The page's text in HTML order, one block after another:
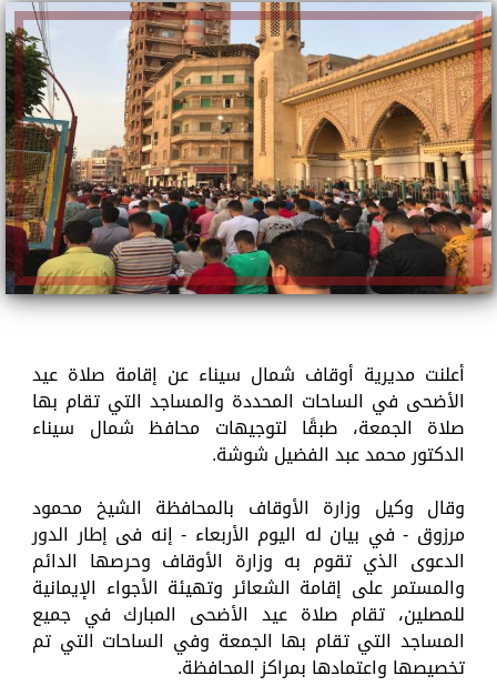
أعلنت مديرية أوقاف شمال سيناء عن إقامة صلاة عيد
الأضحى في الساحات المحددة والمساجد التي تقام بها
صلاة الجمعة، طبقًا لتوجيهات محافظ شمال سيناء
الدكتور محمد عبد الفضيل شوشة.
وقال وكيل وزارة الأوقاف بالمحافظة الشيخ محمود
مرزوق - في بيان له اليوم الأربعاء - إنه فى إطار الدور
الدعوى الذي تقوم به وزارة الأوقاف وحرصها الدائم
والمستمر على إقامة الشعائر وتهيئة الأجواء الإيمانية
للمصلين، تقام صلاة عيد الأضحى المبارك في جميع
المساجد التي تقام بها الجمعة وفي الساحات التي تم
تخصيصها واعتمادها بمراكز المحافظة.